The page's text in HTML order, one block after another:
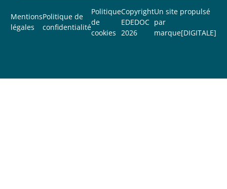
Mentions
légales
Politique de
confidentialité
Politique
de
cookies
Copyright
EDEDOC
2026
Un site propulsé
par
marque[DIGITALE]